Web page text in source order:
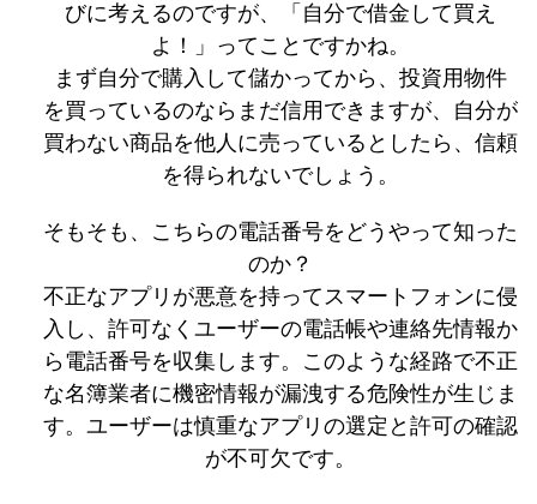
びに考えるのですが、「自分で借金して買え
よ！」ってことですかね。
まず自分で購入して儲かってから、投資用物件
を買っているのならまだ信用できますが、自分が
買わない商品を他人に売っているとしたら、信頼
を得られないでしょう。
そもそも、こちらの電話番号をどうやって知った
のか？
不正なアプリが悪意を持ってスマートフォンに侵
入し、許可なくユーザーの電話帳や連絡先情報か
ら電話番号を収集します。このような経路で不正
な名簿業者に機密情報が漏洩する危険性が生じま
す。ユーザーは慎重なアプリの選定と許可の確認
が不可欠です。